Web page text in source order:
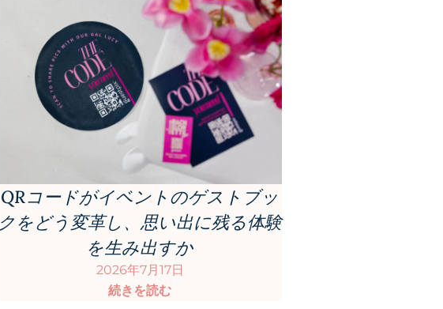
QRコードがイベントのゲストブッ
クをどう変革し、思い出に残る体験
を生み出すか
2026年7月17日
続きを読む